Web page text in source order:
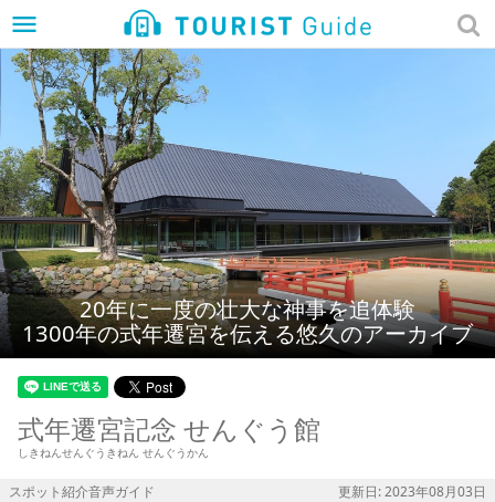
menu
20年に一度の壮大な神事を追体験
1300年の式年遷宮を伝える悠久のアーカイブ
式年遷宮記念 せんぐう館
しきねんせんぐうきねん せんぐうかん
スポット紹介音声ガイド 更新日: 2023年08月03日